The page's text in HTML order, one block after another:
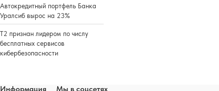
Автокредитный портфель Банка
Уралсиб вырос на 23%
Т2 признан лидером по числу
бесплатных сервисов
кибербезопасности
Информация
Мы в соцсетях